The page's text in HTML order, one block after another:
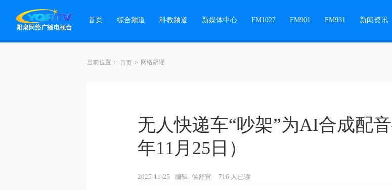
首页 综合频道 科教频道 新媒体中心 FM1027 FM901 FM931 新闻资讯
当前位置： 首页 > 网络辟谣
无人快递车“吵架”为AI合成配
年11月25日）
2025-11-25 编辑: 侯舒宜 716 人已读